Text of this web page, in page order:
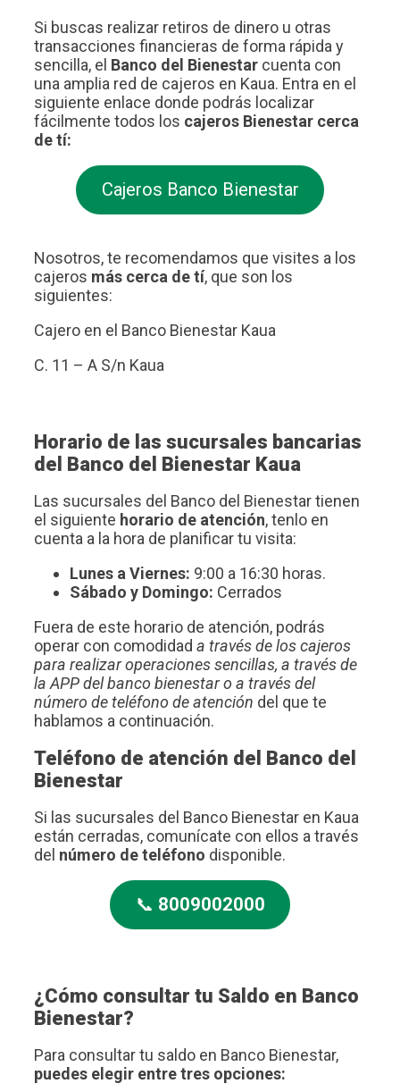
Si buscas realizar retiros de dinero u otras
transacciones financieras de forma rápida y
sencilla, el Banco del Bienestar cuenta con
una amplia red de cajeros en Kaua. Entra en el
siguiente enlace donde podrás localizar
fácilmente todos los cajeros Bienestar cerca
de tí:
Cajeros Banco Bienestar
Nosotros, te recomendamos que visites a los
cajeros más cerca de tí, que son los
siguientes:
Cajero en el Banco Bienestar Kaua
C. 11 – A S/n Kaua
Horario de las sucursales bancarias
del Banco del Bienestar Kaua
Las sucursales del Banco del Bienestar tienen
el siguiente horario de atención, tenlo en
cuenta a la hora de planificar tu visita:
Lunes a Viernes: 9:00 a 16:30 horas.
Sábado y Domingo: Cerrados
Fuera de este horario de atención, podrás
operar con comodidad a través de los cajeros
para realizar operaciones sencillas, a través de
la APP del banco bienestar o a través del
número de teléfono de atención del que te
hablamos a continuación.
Teléfono de atención del Banco del
Bienestar
Si las sucursales del Banco Bienestar en Kaua
están cerradas, comunícate con ellos a través
del número de teléfono disponible.
📞 8009002000
¿Cómo consultar tu Saldo en Banco
Bienestar?
Para consultar tu saldo en Banco Bienestar,
puedes elegir entre tres opciones: